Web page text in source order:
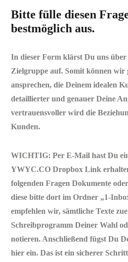
Bitte fülle diesen
bestmöglich aus.
In dieser Form klärst Du uns
Zielgruppe auf. Somit können wir
ansprechen, die Deinem idealen
detaillierter und genauer Deine
vertrauensvoller wird die
Kunden.
WICHTIG: Per E-Mail hast Du
YWYC.CO Dropbox Link
folgenden Fragen Dokumente
diese bitte dort im Ordner „1-
empfehlen wir, sämtliche Texte
Schreibprogramm Deiner Wahl
notieren. Anschließend fügst Du
hier ein. Das ist ein sicherer